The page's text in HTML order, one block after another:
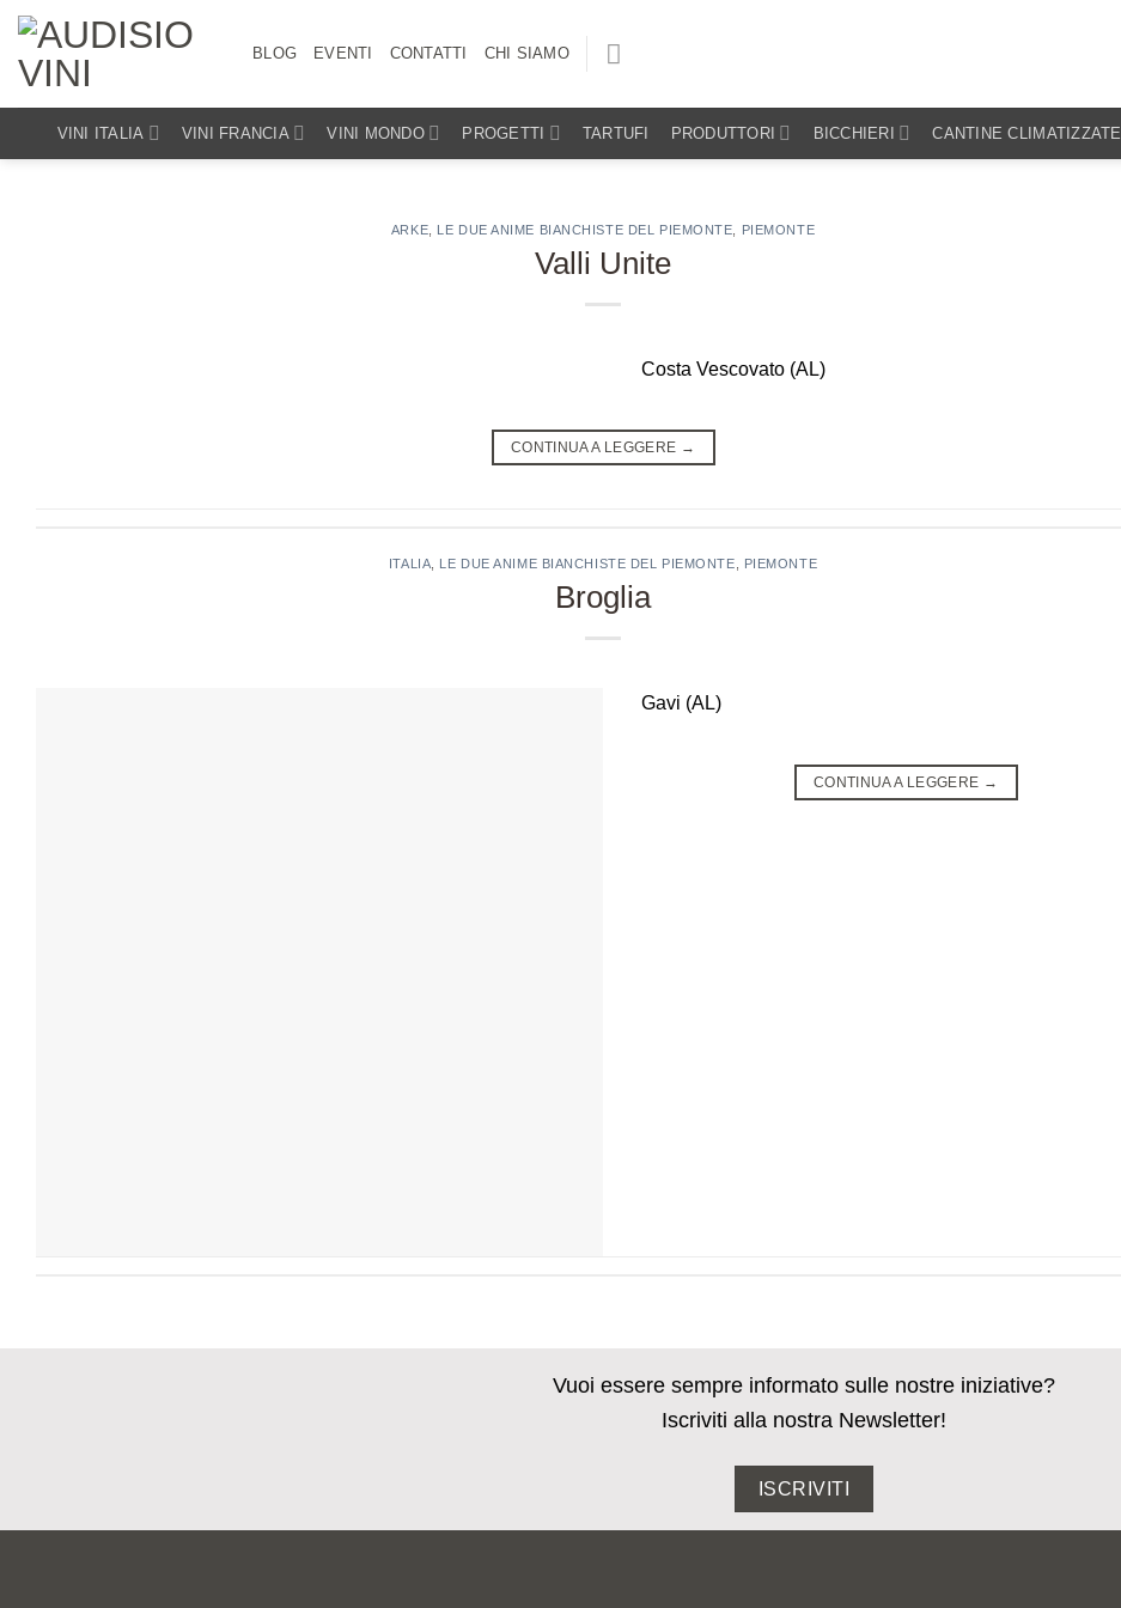
Salta
contenuti
BLOG EVENTI CONTATTI CHI SIAMO
VINI ITALIA VINI FRANCIA VINI MONDO PROGETTI TARTUFI PRODUTTORI BICCHIERI CANTINE CLIMATIZZATE
ARKE LE DUE ANIME BIANCHISTE DEL PIEMONTE PIEMONTE
Valli Unite
Costa Vescovato (AL)
CONTINUA A LEGGERE →
ITALIA, LE DUE ANIME BIANCHISTE DEL PIEMONTE, PIEMONTE
Broglia
Gavi (AL)
CONTINUA A LEGGERE →
Vuoi essere sempre informato sulle nostre iniziative?
Iscriviti alla nostra Newsletter!
ISCRIVITI